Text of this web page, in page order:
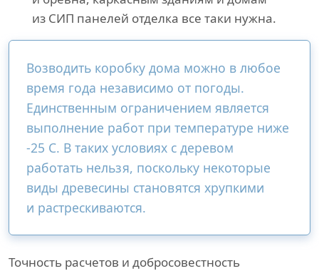
из СИП панелей отделка все таки нужна.
Возводить коробку дома можно в любое
время года независимо от погоды.
Единственным ограничением является
выполнение работ при температуре ниже
-25 С. В таких условиях с деревом
работать нельзя, поскольку некоторые
виды древесины становятся хрупкими
и растрескиваются.
Точность расчетов и добросовестность